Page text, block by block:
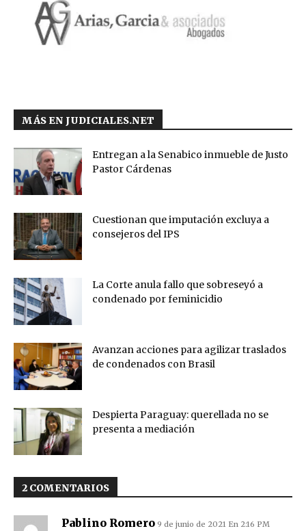
MÁS EN JUDICIALES.NET
Entregan a la Senabico inmueble de Justo
Pastor Cárdenas
Cuestionan que imputación excluya a
consejeros del IPS
La Corte anula fallo que sobreseyó a
condenado por feminicidio
Avanzan acciones para agilizar traslados
de condenados con Brasil
Despierta Paraguay: querellada no se
presenta a mediación
2 COMENTARIOS
Pablino Romero 9 de junio de 2021 En 2:16 PM